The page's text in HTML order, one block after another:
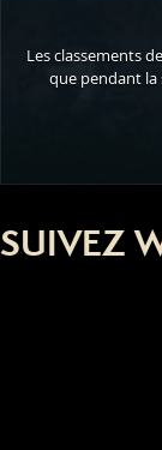
Les classements
que pendant la
SUIVEZ